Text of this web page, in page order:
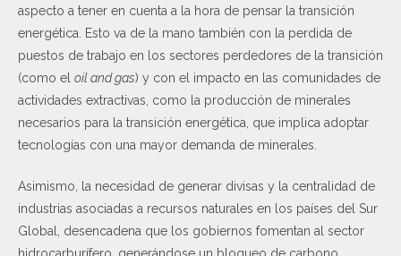
aspecto a tener en cuenta a la hora de pensar la transición
energética. Esto va de la mano también con la perdida de
puestos de trabajo en los sectores perdedores de la transición
(como el oil and gas) y con el impacto en las comunidades de
actividades extractivas, como la producción de minerales
necesarios para la transición energética, que implica adoptar
tecnologías con una mayor demanda de minerales.
Asimismo, la necesidad de generar divisas y la centralidad de
industrias asociadas a recursos naturales en los países del Sur
Global, desencadena que los gobiernos fomentan al sector
hidrocarburífero, generándose un bloqueo de carbono